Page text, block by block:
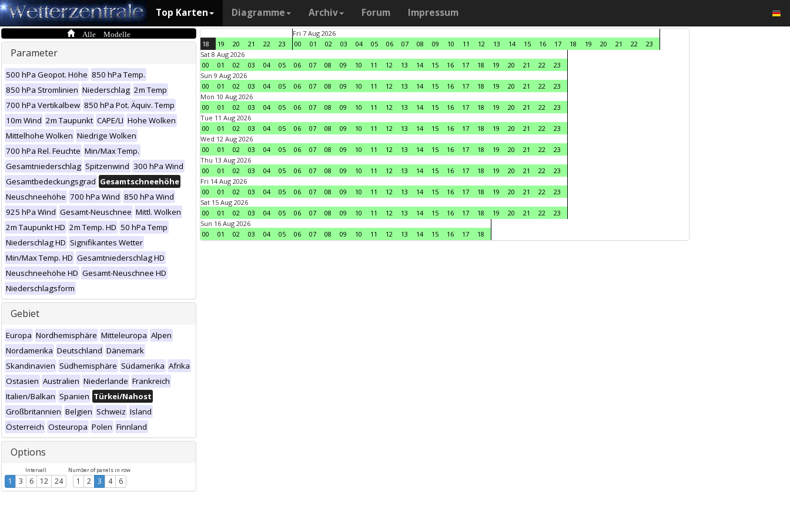
Top Karten Diagramme Archiv Forum Impressum
Alle Modelle
Parameter
500 hPa Geopot. Höhe 850 hPa Temp.
850 hPa Stromlinien Niederschlag 2m Temp
700 hPa Vertikalbew 850 hPa Pot. Äquiv. Temp
10m Wind 2m Taupunkt CAPE/LI Hohe Wolken
Mittelhohe Wolken Niedrige Wolken
700 hPa Rel. Feuchte Min/Max Temp.
Gesamtniederschlag Spitzenwind 300 hPa Wind
Gesamtbedeckungsgrad Gesamtschneehöhe
Neuschneehöhe 700 hPa Wind 850 hPa Wind
925 hPa Wind Gesamt-Neuschnee Mittl. Wolken
2m Taupunkt HD 2m Temp. HD 50 hPa Temp
Niederschlag HD Signifikantes Wetter
Min/Max Temp. HD Gesamtniederschlag HD
Neuschneehöhe HD Gesamt-Neuschnee HD
Niederschlagsform
Gebiet
Europa Nordhemisphäre Mitteleuropa Alpen
Nordamerika Deutschland Dänemark
Skandinavien Südhemisphäre Südamerika Afrika
Ostasien Australien Niederlande Frankreich
Italien/Balkan Spanien Türkei/Nahost
Großbritannien Belgien Schweiz Island
Österreich Osteuropa Polen Finnland
Options
Intervall
1 3 6 12 24
Number of panels in row
1 2 3 4 6
18 19 20 21 22 23
Fri 7 Aug 2026
00
01 02 03 04 05 06 07 08 09 10 11 12 13 14 15 16 17 18 19 20 21 22
23
Sat 8 Aug 2026
00
01 02 03 04 05 06 07 08 09 10 11 12 13 14 15 16 17 18 19 20 21 22
23
Sun 9 Aug 2026
00
01 02 03 04 05 06 07 08 09 10 11 12 13 14 15 16 17 18 19 20 21 22
23
Mon 10 Aug 2026
00
01 02 03 04 05 06 07 08 09 10 11 12 13 14 15 16 17 18 19 20 21 22
23
Tue 11 Aug 2026
00
01 02 03 04 05 06 07 08 09 10 11 12 13 14 15 16 17 18 19 20 21 22
23
Wed 12 Aug 2026
00
01 02 03 04 05 06 07 08 09 10 11 12 13 14 15 16 17 18 19 20 21 22
23
Thu 13 Aug 2026
00
01 02 03 04 05 06 07 08 09 10 11 12 13 14 15 16 17 18 19 20 21 22
23
Fri 14 Aug 2026
00
01 02 03 04 05 06 07 08 09 10 11 12 13 14 15 16 17 18 19 20 21 22
23
Sat 15 Aug 2026
00
01 02 03 04 05 06 07 08 09 10 11 12 13 14 15 16 17 18 19 20 21 22
23
Sun 16 Aug 2026
00
01 02 03 04 05 06 07 08 09 10 11 12 13 14 15 16 17 18